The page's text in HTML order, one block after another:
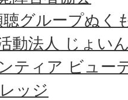
聴グループぬく
動法人 じょい
ティア ビュー
ッジ